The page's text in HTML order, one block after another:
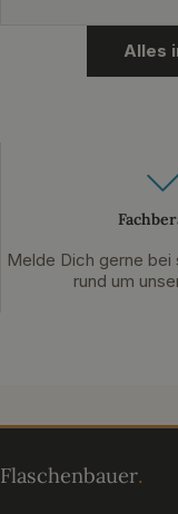
Alles
Melde Dich gerne
rund um